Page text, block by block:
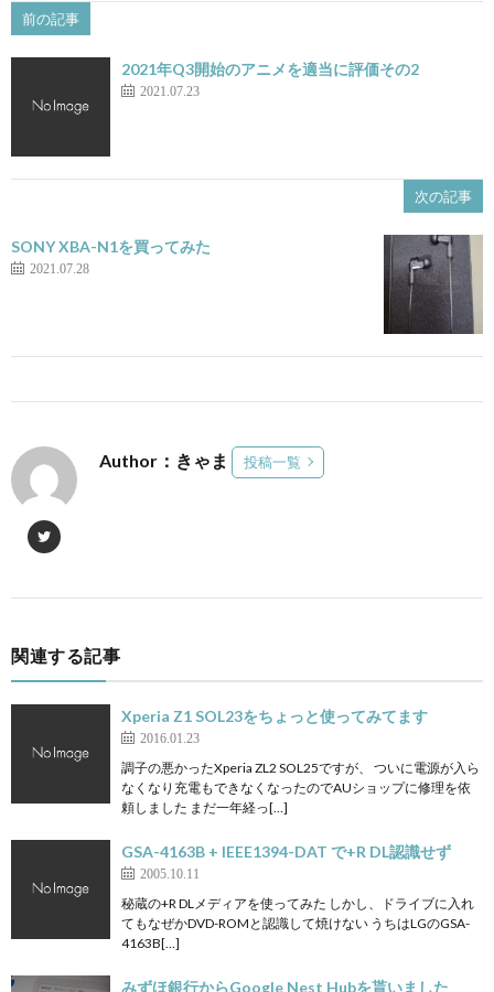
前の記事
2021年Q3開始のアニメを適当に評価その2
2021.07.23
次の記事
SONY XBA-N1を買ってみた
2021.07.28
Author：きゃま 投稿一覧
関連する記事
Xperia Z1 SOL23をちょっと使ってみてます
2016.01.23
調子の悪かったXperia ZL2 SOL25ですが、 ついに電源が入ら
なくなり充電もできなくなったのでAUショップに修理を依
頼しました まだ一年経っ[…]
GSA-4163B + IEEE1394-DAT で+R DL認識せず
2005.10.11
秘蔵の+R DLメディアを使ってみた しかし、ドライブに入れ
てもなぜかDVD-ROMと認識して焼けない うちはLGのGSA-
4163B[…]
みずほ銀行からGoogle Nest Hubを貰いました